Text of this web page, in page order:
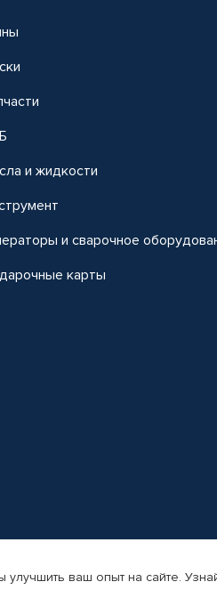
и жидкости
и сварочное
карты
магазин автомобильных
ваш опыт на сайте.